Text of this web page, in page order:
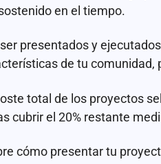
en el tiempo.
presentados y
de tu comunidad,
total de los proyectos
cubrir el 20% restante
cómo presentar tu